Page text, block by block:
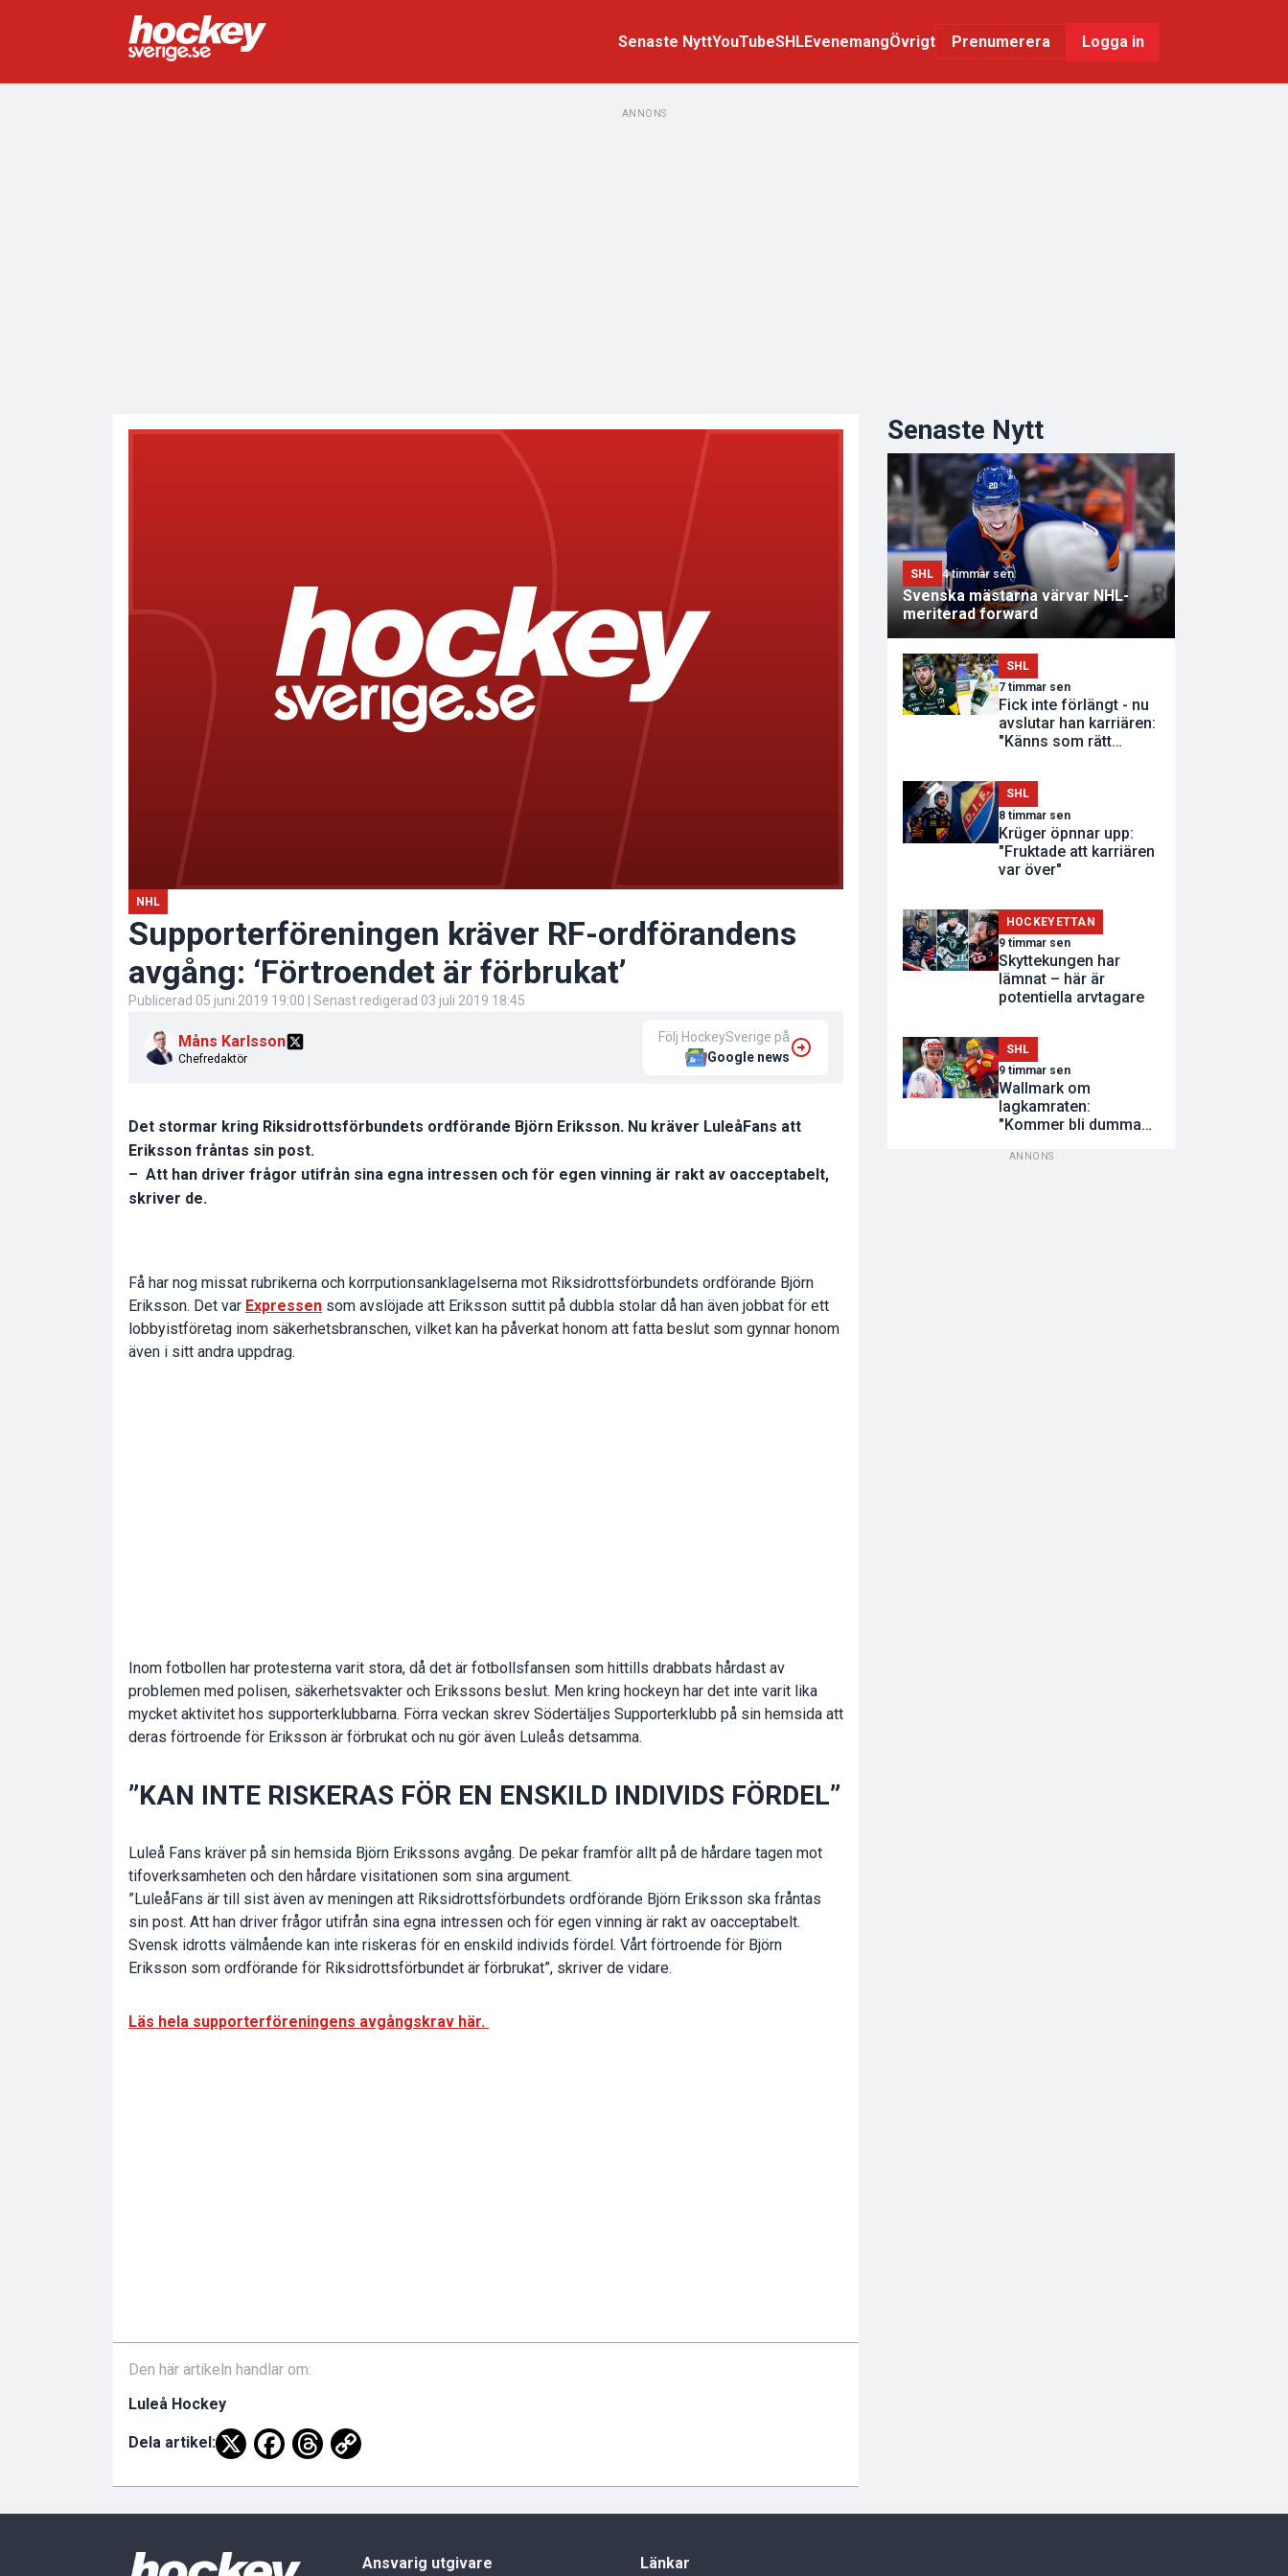
Senaste NyttYouTubeSHLEvenemangÖvrigt Prenumerera Logga in
ANNONS
NHL
Supporterföreningen kräver RF-ordförandens
avgång: ‘Förtroendet är förbrukat’
Publicerad 05 juni 2019 19:00 | Senast redigerad 03 juli 2019 18:45
Måns Karlsson
Chefredaktör
Följ HockeySverige på
Google news
Det stormar kring Riksidrottsförbundets ordförande Björn Eriksson. Nu kräver LuleåFans att
Eriksson fråntas sin post.
– Att han driver frågor utifrån sina egna intressen och för egen vinning är rakt av oacceptabelt,
skriver de.
Få har nog missat rubrikerna och korrputionsanklagelserna mot Riksidrottsförbundets ordförande Björn
Eriksson. Det var Expressen som avslöjade att Eriksson suttit på dubbla stolar då han även jobbat för ett
lobbyistföretag inom säkerhetsbranschen, vilket kan ha påverkat honom att fatta beslut som gynnar honom
även i sitt andra uppdrag.
Inom fotbollen har protesterna varit stora, då det är fotbollsfansen som hittills drabbats hårdast av
problemen med polisen, säkerhetsvakter och Erikssons beslut. Men kring hockeyn har det inte varit lika
mycket aktivitet hos supporterklubbarna. Förra veckan skrev Södertäljes Supporterklubb på sin hemsida att
deras förtroende för Eriksson är förbrukat och nu gör även Luleås detsamma.
”KAN INTE RISKERAS FÖR EN ENSKILD INDIVIDS FÖRDEL”
Luleå Fans kräver på sin hemsida Björn Erikssons avgång. De pekar framför allt på de hårdare tagen mot
tifoverksamheten och den hårdare visitationen som sina argument.
”LuleåFans är till sist även av meningen att Riksidrottsförbundets ordförande Björn Eriksson ska fråntas
sin post. Att han driver frågor utifrån sina egna intressen och för egen vinning är rakt av oacceptabelt.
Svensk idrotts välmående kan inte riskeras för en enskild individs fördel. Vårt förtroende för Björn
Eriksson som ordförande för Riksidrottsförbundet är förbrukat”, skriver de vidare.
Läs hela supporterföreningens avgångskrav här.
Den här artikeln handlar om:
Luleå Hockey
Dela artikel:
Senaste Nytt
SHL 4 timmar sen
Svenska mästarna värvar NHL-
meriterad forward
SHL
7 timmar sen
Fick inte förlängt - nu
avslutar han karriären:
"Känns som rätt
SHL
8 timmar sen
Krüger öpnnar upp:
"Fruktade att karriären
var över"
HOCKEYETTAN
9 timmar sen
Skyttekungen har
lämnat – här är
potentiella arvtagare
SHL
9 timmar sen
Wallmark om
lagkamraten:
"Kommer bli dumma
ANNONS
Ansvarig utgivare Länkar